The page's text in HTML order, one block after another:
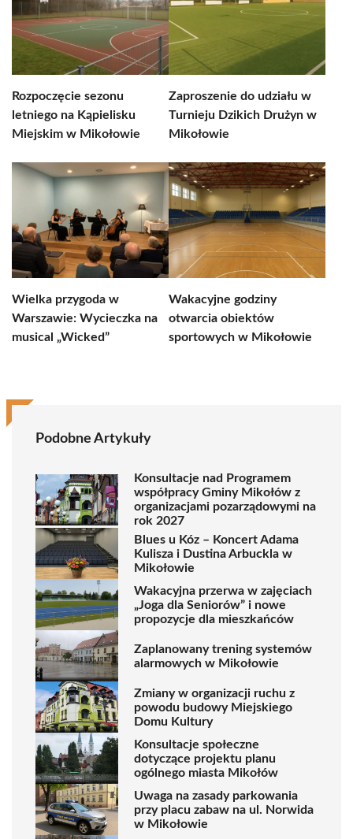
Rozpoczęcie sezonu
letniego na Kąpielisku
Miejskim w Mikołowie
Zaproszenie do udziału w
Turnieju Dzikich Drużyn w
Mikołowie
Wielka przygoda w
Warszawie: Wycieczka na
musical „Wicked”
Wakacyjne godziny
otwarcia obiektów
sportowych w Mikołowie
Podobne Artykuły
Konsultacje nad Programem
współpracy Gminy Mikołów z
organizacjami pozarządowymi na
rok 2027
Blues u Kóz – Koncert Adama
Kulisza i Dustina Arbuckla w
Mikołowie
Wakacyjna przerwa w zajęciach
„Joga dla Seniorów” i nowe
propozycje dla mieszkańców
Zaplanowany trening systemów
alarmowych w Mikołowie
Zmiany w organizacji ruchu z
powodu budowy Miejskiego
Domu Kultury
Konsultacje społeczne
dotyczące projektu planu
ogólnego miasta Mikołów
Uwaga na zasady parkowania
przy placu zabaw na ul. Norwida
w Mikołowie